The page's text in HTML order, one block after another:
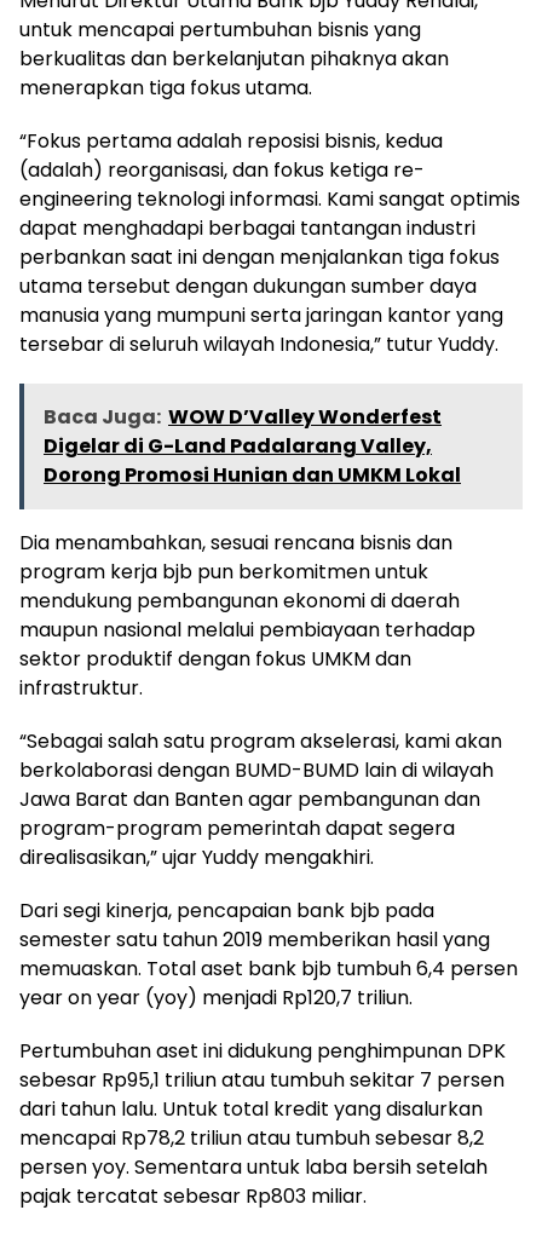
untuk mencapai pertumbuhan bisnis yang
berkualitas dan berkelanjutan pihaknya akan
menerapkan tiga fokus utama.
“Fokus pertama adalah reposisi bisnis, kedua
(adalah) reorganisasi, dan fokus ketiga re-
engineering teknologi informasi. Kami sangat optimis
dapat menghadapi berbagai tantangan industri
perbankan saat ini dengan menjalankan tiga fokus
utama tersebut dengan dukungan sumber daya
manusia yang mumpuni serta jaringan kantor yang
tersebar di seluruh wilayah Indonesia,” tutur Yuddy.
Baca Juga: WOW D’Valley Wonderfest
Digelar di G-Land Padalarang Valley,
Dorong Promosi Hunian dan UMKM Lokal
Dia menambahkan, sesuai rencana bisnis dan
program kerja bjb pun berkomitmen untuk
mendukung pembangunan ekonomi di daerah
maupun nasional melalui pembiayaan terhadap
sektor produktif dengan fokus UMKM dan
infrastruktur.
“Sebagai salah satu program akselerasi, kami akan
berkolaborasi dengan BUMD-BUMD lain di wilayah
Jawa Barat dan Banten agar pembangunan dan
program-program pemerintah dapat segera
direalisasikan,” ujar Yuddy mengakhiri.
Dari segi kinerja, pencapaian bank bjb pada
semester satu tahun 2019 memberikan hasil yang
memuaskan. Total aset bank bjb tumbuh 6,4 persen
year on year (yoy) menjadi Rp120,7 triliun.
Pertumbuhan aset ini didukung penghimpunan DPK
sebesar Rp95,1 triliun atau tumbuh sekitar 7 persen
dari tahun lalu. Untuk total kredit yang disalurkan
mencapai Rp78,2 triliun atau tumbuh sebesar 8,2
persen yoy. Sementara untuk laba bersih setelah
pajak tercatat sebesar Rp803 miliar.